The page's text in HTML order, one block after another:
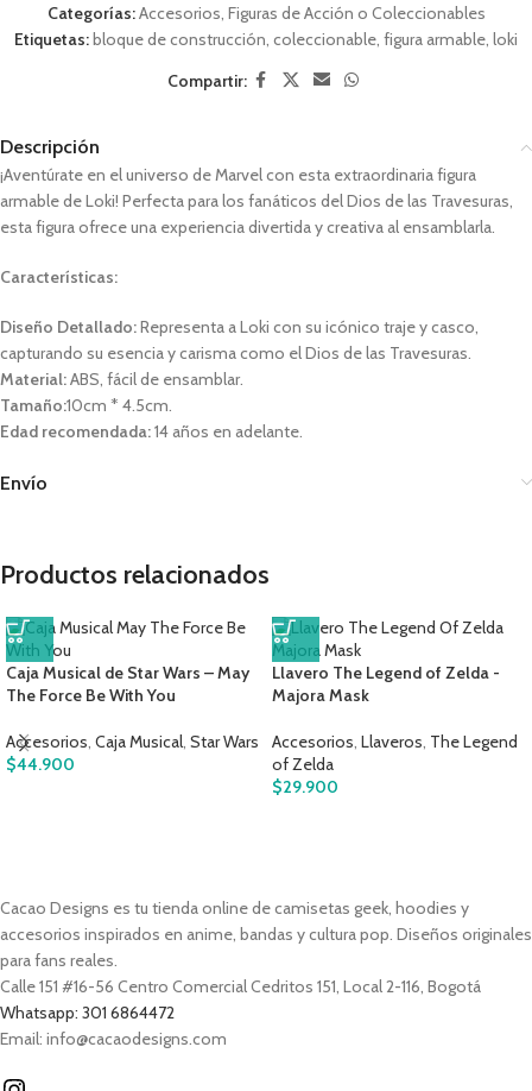
Categorías:Accesorios, Figuras de Acción o Coleccionables
Etiquetas: bloque de construcción, coleccionable, figura armable, loki
Compartir:
Descripción
¡Aventúrate en el universo de Marvel con esta extraordinaria figura
armable de Loki! Perfecta para los fanáticos del Dios de las Travesuras,
esta figura ofrece una experiencia divertida y creativa al ensamblarla.
Características:
Diseño Detallado:Representa a Loki con su icónico traje y casco,
capturando su esencia y carisma como el Dios de las Travesuras.
Material:ABS, fácil de ensamblar.
Tamaño:10cm * 4.5cm.
Edad recomendada:14 años en adelante.
Envío
Productos relacionados
Caja Musical de Star Wars – May
The Force Be With You
Accesorios, Caja Musical, Star Wars
$44.900
Llavero The Legend of Zelda -
Majora Mask
Accesorios, Llaveros, The Legend
of Zelda
$29.900
Cacao Designs es tu tienda online de camisetas geek, hoodies y
accesorios inspirados en anime, bandas y cultura pop. Diseños originales
para fans reales.
Calle 151 #16-56 Centro Comercial Cedritos 151, Local 2-116, Bogotá
Whatsapp: 301 6864472
Email: info@cacaodesigns.com